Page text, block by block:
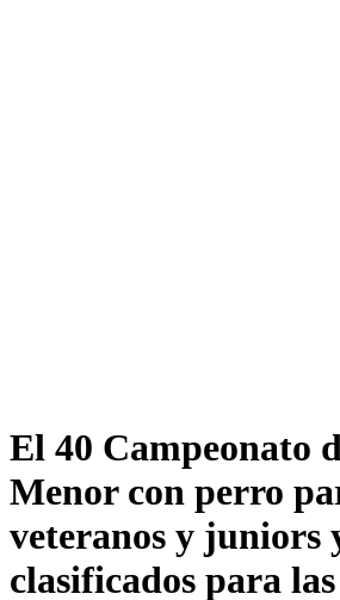
El 40 Campeonato
Menor con perro
veteranos y juniors
clasificados para